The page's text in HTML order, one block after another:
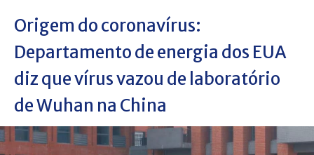
Origem do coronavírus:
Departamento de energia dos EUA
diz que vírus vazou de laboratório
de Wuhan na China